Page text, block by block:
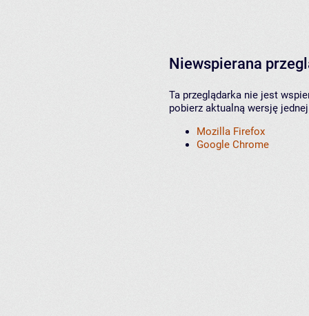
Niewspierana
Ta przeglądarka nie jest
pobierz aktualną wersję
Mozilla Firefox
Google Chrome